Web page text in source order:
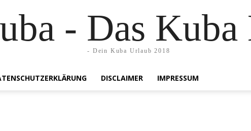
- Das Kuba
- Dein Kuba Urlaub 2018
DISCLAIMER IMPRESSUM